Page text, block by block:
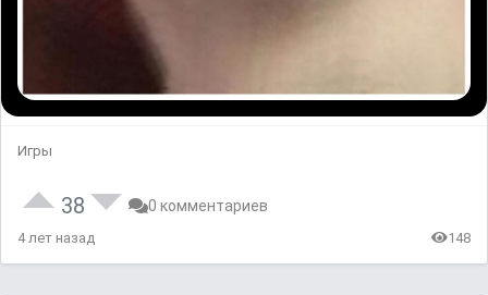
Игры
38 0 комментариев
4 лет назад 148